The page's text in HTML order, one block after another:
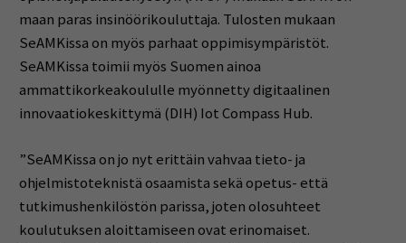
maan paras insinöörikouluttaja. Tulosten mukaan
SeAMKissa on myös parhaat oppimisympäristöt.
SeAMKissa toimii myös Suomen ainoa
ammattikorkeakoululle myönnetty digitaalinen
innovaatiokeskittymä (DIH) Iot Compass Hub.
”SeAMKissa on jo nyt erittäin vahvaa tieto- ja
ohjelmistoteknistä osaamista sekä opetus- että
tutkimushenkilöstön parissa, joten olosuhteet
koulutuksen aloittamiseen ovat erinomaiset.